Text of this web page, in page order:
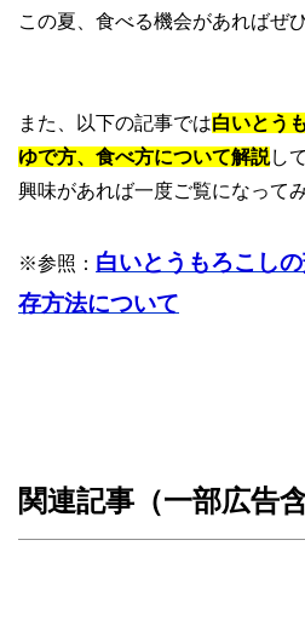
この夏、食べる機会があればぜ
また、以下の記事では白いとう
ゆで方、食べ方について解説し
興味があれば一度ご覧になって
※参照： 白いとうもろこし
存方法について
関連記事（一部広告含